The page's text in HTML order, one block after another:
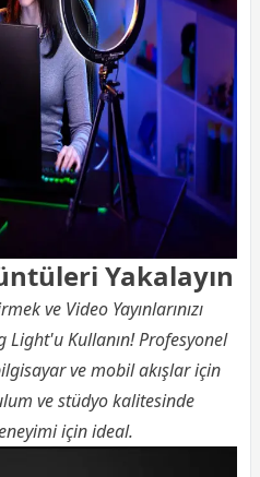
Yakalayın
ve Video Yayınlarınızı
Light'u Kullanın! Profesyonel
ve mobil akışlar için
ve stüdyo kalitesinde
için ideal.